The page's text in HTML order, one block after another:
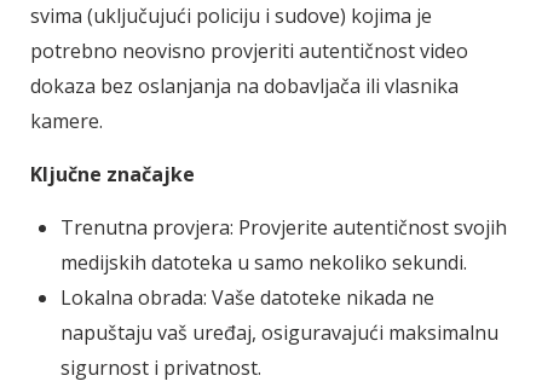
svima (uključujući policiju i sudove) kojima je
potrebno neovisno provjeriti autentičnost video
dokaza bez oslanjanja na dobavljača ili vlasnika
kamere.
Ključne značajke
Trenutna provjera: Provjerite autentičnost svojih
medijskih datoteka u samo nekoliko sekundi.
Lokalna obrada: Vaše datoteke nikada ne
napuštaju vaš uređaj, osiguravajući maksimalnu
sigurnost i privatnost.